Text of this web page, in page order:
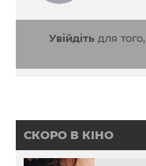
Увійдітьдля
СКОРО В КІНО